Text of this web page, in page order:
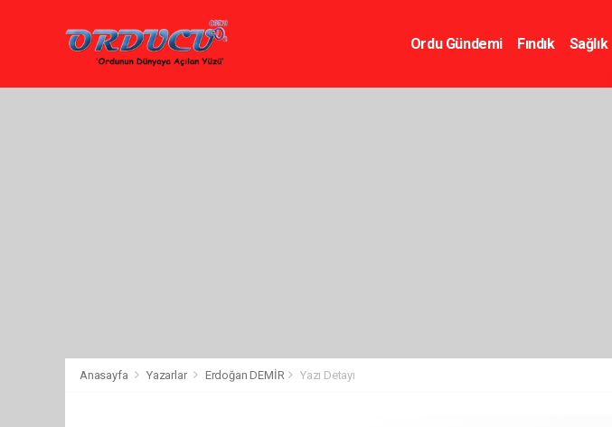
Ordu Gündemi Fındık Sağlık
Anasayfa Yazarlar Erdoğan DEMİR Yazı Detayı